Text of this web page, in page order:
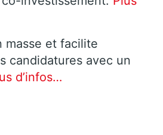
masse et facilite
candidatures avec un
d’infos…